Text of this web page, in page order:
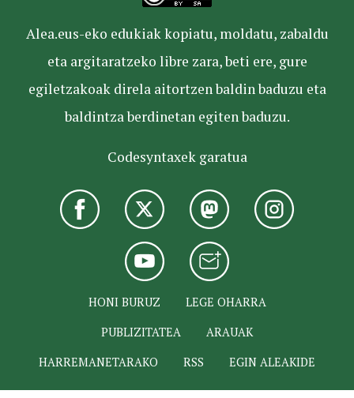
Alea.eus-eko edukiak kopiatu, moldatu, zabaldu
eta argitaratzeko libre zara, beti ere, gure
egiletzakoak direla aitortzen baldin baduzu eta
baldintza berdinetan egiten baduzu.
Codesyntaxek garatua
HONI BURUZ
LEGE OHARRA
PUBLIZITATEA
ARAUAK
HARREMANETARAKO
RSS EGIN ALEAKIDE